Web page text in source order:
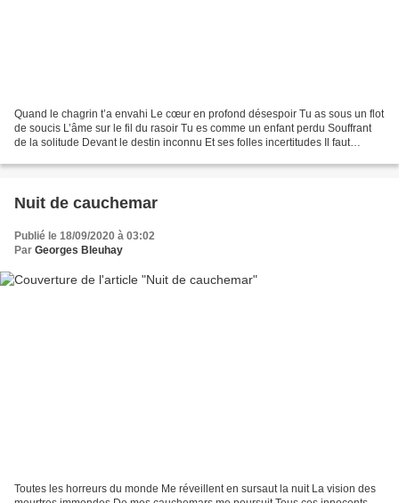
Quand le chagrin t’a envahi Le cœur en profond désespoir Tu as sous un flot
de soucis L’âme sur le fil du rasoir Tu es comme un enfant perdu Souffrant
de la solitude Devant le destin inconnu Et ses folles incertitudes Il faut
Nuit de cauchemar
Publié le 18/09/2020 à 03:02
Par Georges Bleuhay
Toutes les horreurs du monde Me réveillent en sursaut la nuit La vision des